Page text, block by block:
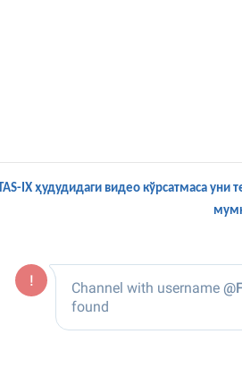
IX ҳудудидаги видео кўрсатмаса